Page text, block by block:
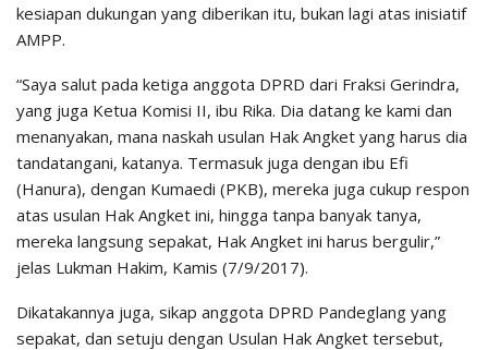
kesiapan dukungan yang diberikan itu, bukan lagi atas inisiatif
AMPP.
“Saya salut pada ketiga anggota DPRD dari Fraksi Gerindra,
yang juga Ketua Komisi II, ibu Rika. Dia datang ke kami dan
menanyakan, mana naskah usulan Hak Angket yang harus dia
tandatangani, katanya. Termasuk juga dengan ibu Efi
(Hanura), dengan Kumaedi (PKB), mereka juga cukup respon
atas usulan Hak Angket ini, hingga tanpa banyak tanya,
mereka langsung sepakat, Hak Angket ini harus bergulir,”
jelas Lukman Hakim, Kamis (7/9/2017).
Dikatakannya juga, sikap anggota DPRD Pandeglang yang
sepakat, dan setuju dengan Usulan Hak Angket tersebut,